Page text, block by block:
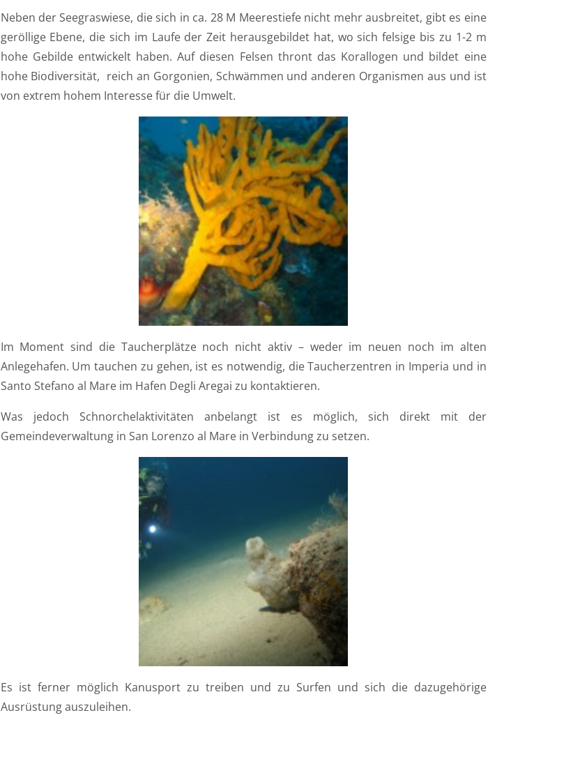
Neben der Seegraswiese, die sich in ca. 28 M Meerestiefe nicht mehr ausbreitet, gibt es eine
geröllige Ebene, die sich im Laufe der Zeit herausgebildet hat, wo sich felsige bis zu 1-2 m
hohe Gebilde entwickelt haben. Auf diesen Felsen thront das Korallogen und bildet eine
hohe Biodiversität, reich an Gorgonien, Schwämmen und anderen Organismen aus und ist
von extrem hohem Interesse für die Umwelt.
Im Moment sind die Taucherplätze noch nicht aktiv – weder im neuen noch im alten
Anlegehafen. Um tauchen zu gehen, ist es notwendig, die Taucherzentren in Imperia und in
Santo Stefano al Mare im Hafen Degli Aregai zu kontaktieren.
Was jedoch Schnorchelaktivitäten anbelangt ist es möglich, sich direkt mit der
Gemeindeverwaltung in San Lorenzo al Mare in Verbindung zu setzen.
Es ist ferner möglich Kanusport zu treiben und zu Surfen und sich die dazugehörige
Ausrüstung auszuleihen.